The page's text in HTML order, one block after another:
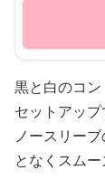
黒と白のコ
セットアップ
ノースリー
となくスムー